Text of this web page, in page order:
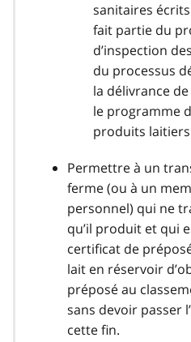
sanitaires
fait partie du
d’inspection
du processus
la délivrance
le programme
produits
Permettre à un
ferme (ou à un
personnel) qui ne
qu’il produit et qui
certificat de
lait en réservoir
préposé au
sans devoir passer
cette fin.